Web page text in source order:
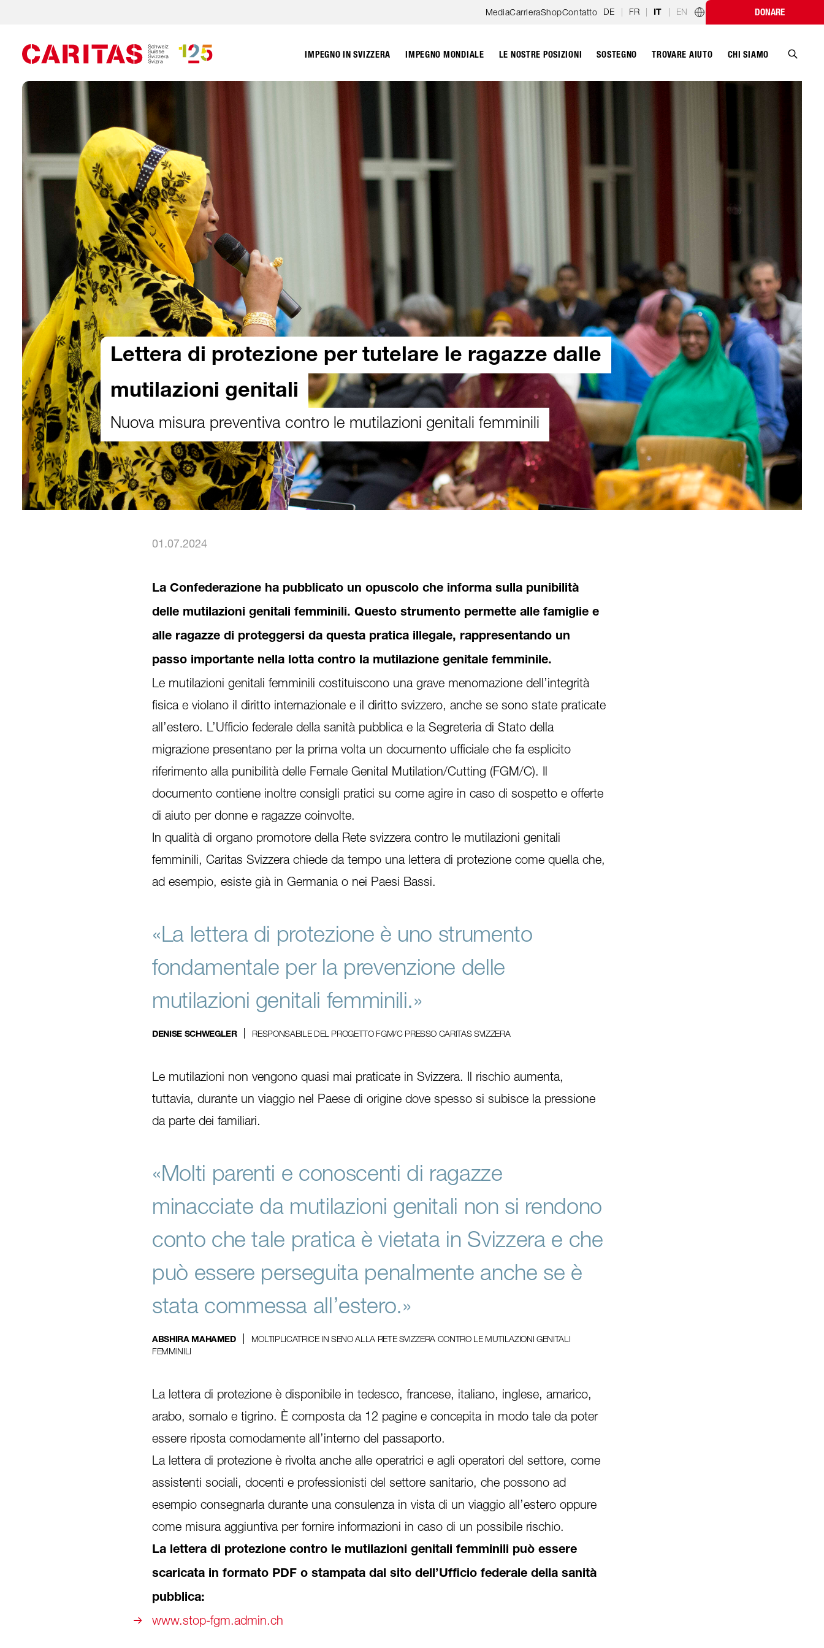
MediaCarrieraShopContatto DE | FR | IT | EN
Programmi nazionaliDONARE
IMPEGNO IN SVIZZERA IMPEGNO MONDIALE LE NOSTRE POSIZIONI SOSTEGNO TROVARE AIUTO CHI SIAMO
Lettera di protezione per tutelare le ragazze dalle
mutilazioni genitali
Nuova misura preventiva contro le mutilazioni genitali femminili
01.07.2024
La Confederazione ha pubblicato un opuscolo che informa sulla punibilità
delle mutilazioni genitali femminili. Questo strumento permette alle famiglie e
alle ragazze di proteggersi da questa pratica illegale, rappresentando un
passo importante nella lotta contro la mutilazione genitale femminile.
Le mutilazioni genitali femminili costituiscono una grave menomazione dell’integrità
fisica e violano il diritto internazionale e il diritto svizzero, anche se sono state praticate
all’estero. L’Ufficio federale della sanità pubblica e la Segreteria di Stato della
migrazione presentano per la prima volta un documento ufficiale che fa esplicito
riferimento alla punibilità delle Female Genital Mutilation/Cutting (FGM/C). Il
documento contiene inoltre consigli pratici su come agire in caso di sospetto e offerte
di aiuto per donne e ragazze coinvolte.
In qualità di organo promotore della Rete svizzera contro le mutilazioni genitali
femminili, Caritas Svizzera chiede da tempo una lettera di protezione come quella che,
ad esempio, esiste già in Germania o nei Paesi Bassi.
«La lettera di protezione è uno strumento
fondamentale per la prevenzione delle
mutilazioni genitali femminili.»
DENISE SCHWEGLER RESPONSABILE DEL PROGETTO FGM/C PRESSO CARITAS SVIZZERA
Le mutilazioni non vengono quasi mai praticate in Svizzera. Il rischio aumenta,
tuttavia, durante un viaggio nel Paese di origine dove spesso si subisce la pressione
da parte dei familiari.
«Molti parenti e conoscenti di ragazze
minacciate da mutilazioni genitali non si rendono
conto che tale pratica è vietata in Svizzera e che
può essere perseguita penalmente anche se è
stata commessa all’estero.»
ABSHIRA MAHAMED
MOLTIPLICATRICE IN SENO ALLA RETE SVIZZERA CONTRO LE MUTILAZIONI GENITALI
FEMMINILI
La lettera di protezione è disponibile in tedesco, francese, italiano, inglese, amarico,
arabo, somalo e tigrino. È composta da 12 pagine e concepita in modo tale da poter
essere riposta comodamente all’interno del passaporto.
La lettera di protezione è rivolta anche alle operatrici e agli operatori del settore, come
assistenti sociali, docenti e professionisti del settore sanitario, che possono ad
esempio consegnarla durante una consulenza in vista di un viaggio all’estero oppure
come misura aggiuntiva per fornire informazioni in caso di un possibile rischio.
La lettera di protezione contro le mutilazioni genitali femminili può essere
scaricata in formato PDF o stampata dal sito dell’Ufficio federale della sanità
pubblica:
www.stop-fgm.admin.ch